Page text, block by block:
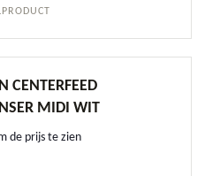
CENTERFEED
MIDI WIT
de prijs te zien